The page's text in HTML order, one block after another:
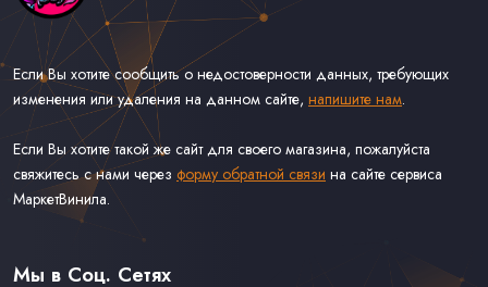
Если Вы хотите сообщить о недостоверности данных, требующих
изменения или удаления на данном сайте, напишите нам.
Если Вы хотите такой же сайт для своего магазина, пожалуйста
свяжитесь с нами через форму обратной связи на сайте сервиса
МаркетВинила.
Каталог Музыки на Виниле В Наличии
Доставка и Оплата
Мы в Соц. Сетях